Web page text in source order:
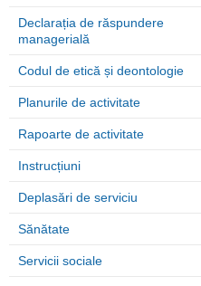
Declarația de răspundere
managerială
Codul de etică și deontologie
Planurile de activitate
Rapoarte de activitate
Instrucțiuni
Deplasări de serviciu
Sănătate
Servicii sociale